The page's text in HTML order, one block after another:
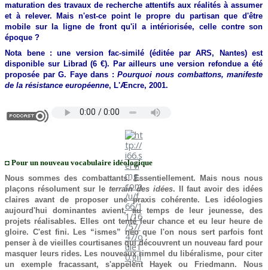
maturation des travaux de recherche attentifs aux réalités à assumer
et à relever. Mais n'est-ce point le propre du partisan que d'être
mobile sur la ligne de front qu'il a intériorisée, celle contre son
époque ?
Nota bene : une version fac-similé (éditée par ARS, Nantes) est
disponible sur Librad (6 €). Par ailleurs une version refondue a été
proposée par G. Faye dans :Pourquoi nous combattons, manifeste
de la résistance européenne, L'Æncre, 2001.
◘ Pour un nouveau vocabulaire idéologique
Nous sommes des combattants. Essentiellement. Mais nous nous
plaçons résolument sur le terrain des idées. Il faut avoir des idées
claires avant de proposer une praxis cohérente. Les idéologies
aujourd'hui dominantes avient, au temps de leur jeunesse, des
projets réalisables. Elles ont tenté leur chance et eu leur heure de
gloire. C'est fini. Les “ismes” néo que l'on nous sert parfois font
penser à de vieilles courtisanes qui découvrent un nouveau fard pour
masquer leurs rides. Les nouveaux rimmel du libéralisme, pour citer
un exemple fracassant, s'appelent Hayek ou Friedmann. Nous